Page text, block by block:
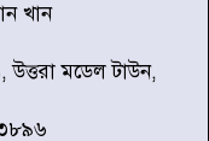
আঞ্চলিক পাসপোর্ট
চক্রের ১৩ জন
সাজা প্রদান
খান
মডেল টাউন,